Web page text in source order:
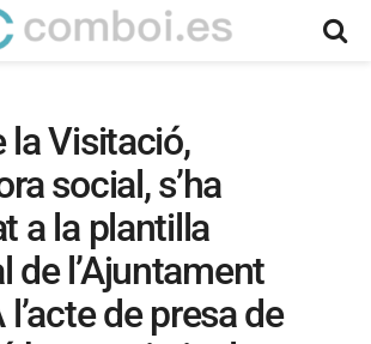
la Visitació,
social, s’ha
a la plantilla
de l’Ajuntament
l’acte de presa de